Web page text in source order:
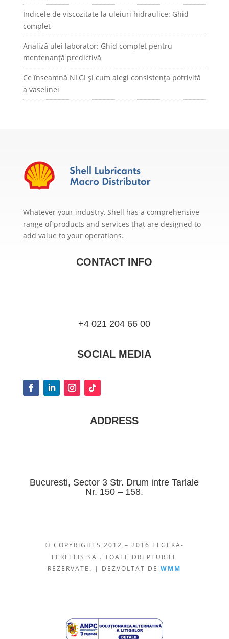
Indicele de viscozitate la uleiuri hidraulice: Ghid
complet
Analiză ulei laborator: Ghid complet pentru
mentenanță predictivă
Ce înseamnă NLGI și cum alegi consistența potrivită
a vaselinei
Whatever your industry, Shell has a comprehensive
range of products and services that are designed to
add value to your operations.
CONTACT INFO
+4 021 204 66 00
SOCIAL MEDIA
ADDRESS
Bucuresti, Sector 3 Str. Drum intre Tarlale
Nr. 150 – 158.
© COPYRIGHTS 2012 – 2016 ELGEKA-
FERFELIS SA.. TOATE DREPTURILE
REZERVATE. | DEZVOLTAT DEWMM